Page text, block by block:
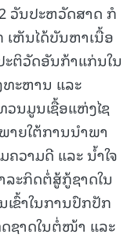
ວັນປະຫວັດສາດ ກໍ
ເຫັນໄດ້ບັນຫາເນື້ອ
ຕິວັດອັນກ້າແກ່ນໃນ
ະຫານ ແລະ
ນມູນເຊື້ອແຫ່ງໄຊ
າຍໃຕ້ການນຳພາ
ວາມດີ ແລະ ນໍ້າໃຈ
ະກິດຕໍ່ສູ້ກູ້ຊາດໃນ
ຂົ້າໃນການປົກປັກ
ຊາດໃນຕໍ່ໜ້າ ແລະ